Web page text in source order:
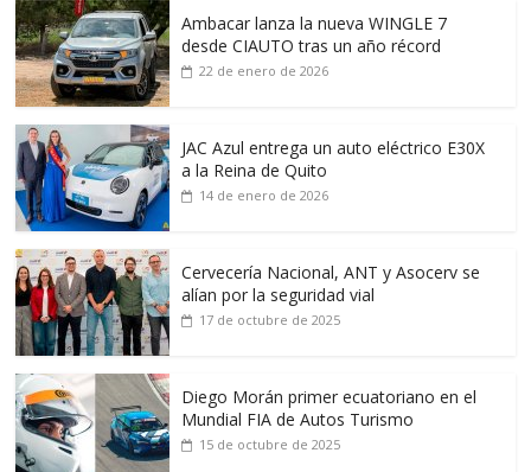
Ambacar lanza la nueva WINGLE 7
desde CIAUTO tras un año récord
22 de enero de 2026
JAC Azul entrega un auto eléctrico E30X
a la Reina de Quito
14 de enero de 2026
Cervecería Nacional, ANT y Asocerv se
alían por la seguridad vial
17 de octubre de 2025
Diego Morán primer ecuatoriano en el
Mundial FIA de Autos Turismo
15 de octubre de 2025